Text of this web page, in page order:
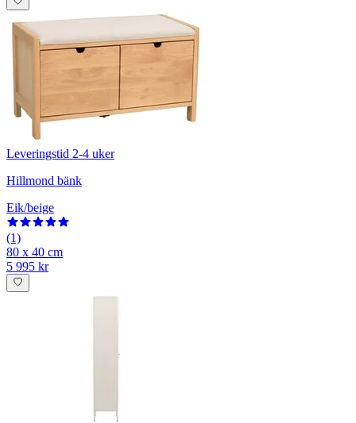
Leveringstid 2-4 uker
Hillmond bänk
Eik/beige
(1)
80 x 40 cm
5 995 kr